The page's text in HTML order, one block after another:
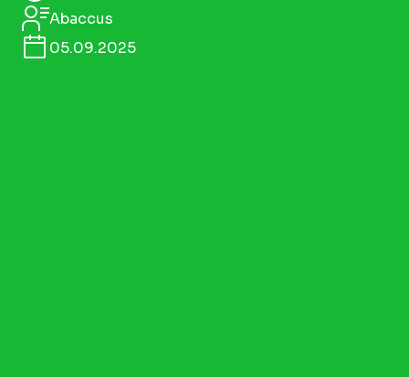
Abaccus
05.09.2025